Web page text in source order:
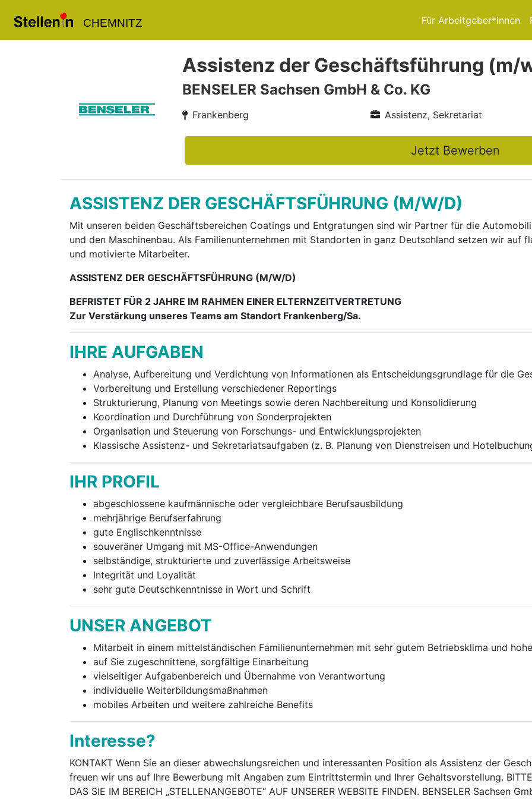
CHEMNITZ Für Arbeitgeber*innen
Assistenz der Geschäftsführung (m/
BENSELER Sachsen GmbH & Co. KG
Frankenberg Assistenz, Sekretariat
Jetzt Bewerben
ASSISTENZ DER GESCHÄFTSFÜHRUNG (M/W/D)
Mit unseren beiden Geschäftsbereichen Coa­tings und Entgratungen sind wir Partner für die
und den Maschinenbau. Als Familienun­ternehmen mit Standorten in ganz Deutschland setzen wir auf
und motivierte Mitarbeiter.
ASSISTENZ DER GESCHÄFTSFÜHRUNG (M/W/D)
BEFRISTET FÜR 2 JAHRE IM RAHMEN EINER ELTERNZEITVERTRETUNG
Zur Verstärkung unseres Teams am Standort Frankenberg/Sa.
IHRE AUFGABEN
Analyse, Aufbereitung und Verdichtung von Informationen als Entscheidungsgrundlage für die
Vorbereitung und Erstellung verschiedener Reportings
Strukturierung, Planung von Meetings sowie deren Nachbereitung und Konsolidierung
Koordination und Durchführung von Sonderprojekten
Organisation und Steuerung von Forschungs- und Entwicklungsprojekten
Klassische Assistenz- und Sekretariatsaufgaben (z. B. Planung von Dienstreisen und
IHR PROFIL
abgeschlossene kaufmännische oder vergleichbare Berufsausbildung
mehrjährige Berufserfahrung
gute Englischkenntnisse
souveräner Umgang mit MS-Office-Anwendungen
selbständige, strukturierte und zuverlässige Arbeitsweise
Integrität und Loyalität
sehr gute Deutschkenntnisse in Wort und Schrift
UNSER ANGEBOT
Mitarbeit in einem mittelständischen Familienunternehmen mit sehr gutem Betriebsklima und
auf Sie zugeschnittene, sorgfältige Einarbeitung
vielseitiger Aufgabenbereich und Übernahme von Verantwortung
individuelle Weiterbildungsmaßnahmen
mobiles Arbeiten und weitere zahlreiche Benefits
Interesse?
KONTAKT Wenn Sie an dieser abwechslungsreichen und interessanten Position als Assistenz der
freuen wir uns auf Ihre Bewerbung mit Angaben zum Eintrittstermin und Ihrer Gehaltsvorstellung. BITTE
DAS SIE IM BEREICH „STELLENANGEBOTE“ AUF UNSERER WEBSITE FINDEN. BENSELER Sachsen